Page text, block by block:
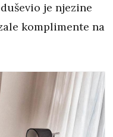
je njezine
komplimente na